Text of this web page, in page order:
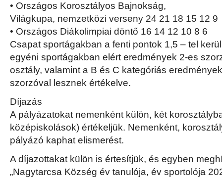
• Országos Korosztályos Bajnokság,
Világkupa, nemzetközi verseny 24 21 18 15 12 9
• Országos Diákolimpiai döntő 16 14 12 10 8 6
Csapat sportágakban a fenti pontok 1,5 – tel
egyéni sportágakban elért eredmények 2-es
osztály, valamint a B és C kategóriás
szorzóval lesznek értékelve.
Díjazás
A pályázatokat nemenként külön, két
középiskolások) értékeljük. Nemenként,
pályázó kaphat elismerést.
A díjazottakat külön is értesítjük, és egyben
„Nagytarcsa Község év tanulója, év sportolója